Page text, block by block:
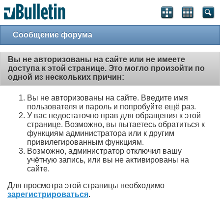
Сообщение форума
Вы не авторизованы на сайте или не имеете
доступа к этой странице. Это могло произойти по
одной из нескольких причин:
Вы не авторизованы на сайте. Введите имя
пользователя и пароль и попробуйте ещё раз.
У вас недостаточно прав для обращения к этой
странице. Возможно, вы пытаетесь обратиться к
функциям администратора или к другим
привилегированным функциям.
Возможно, администратор отключил вашу
учётную запись, или вы не активированы на
сайте.
Для просмотра этой страницы необходимо
зарегистрироваться.